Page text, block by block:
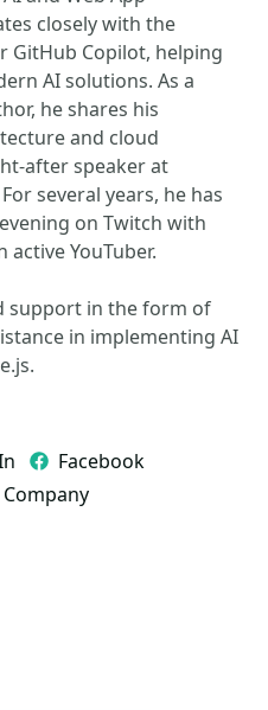
closely with the
Copilot, helping
AI solutions. As a
he shares his
and cloud
after speaker at
several years, he has
on Twitch with
active YouTuber.
support in the form of
in implementing AI
Facebook
Company